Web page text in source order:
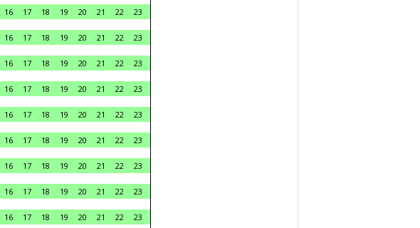
16 17 18 19 20 21 22
23
16 17 18 19 20 21 22
23
16 17 18 19 20 21 22
23
16 17 18 19 20 21 22
23
16 17 18 19 20 21 22
23
16 17 18 19 20 21 22
23
16 17 18 19 20 21 22
23
16 17 18 19 20 21 22
23
16 17 18 19 20 21 22
23